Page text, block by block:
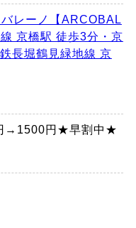
レーノ【ARCOBAL
京橋駅 徒歩3分・京
長堀鶴見緑地線 京
→1500円★早割中★